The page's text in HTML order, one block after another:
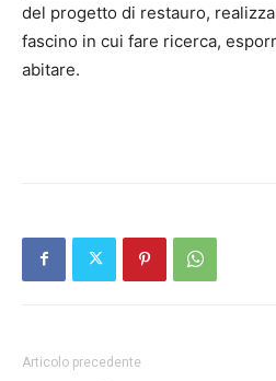
del progetto di restauro,
fascino in cui fare ricerca,
abitare.
Articolo precedente